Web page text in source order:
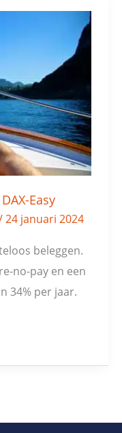
Easy
24 januari 2024
beleggen.
no-pay en een
34% per jaar.